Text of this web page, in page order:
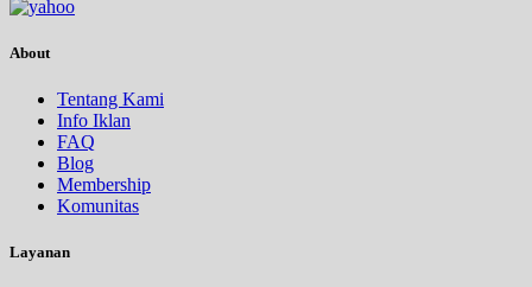
About
Tentang Kami
Info Iklan
FAQ
Blog
Membership
Komunitas
Layanan